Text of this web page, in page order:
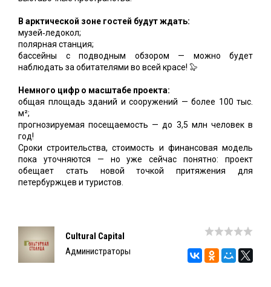
В арктической зоне гостей будут ждать:
музей‑ледокол;
полярная станция;
бассейны с подводным обзором — можно будет
наблюдать за обитателями во всей красе! 🦭
Немного цифр о масштабе проекта:
общая площадь зданий и сооружений — более 100 тыс.
м²;
прогнозируемая посещаемость — до 3,5 млн человек в
год!
Сроки строительства, стоимость и финансовая модель
пока уточняются — но уже сейчас понятно: проект
обещает стать новой точкой притяжения для
петербуржцев и туристов.
Cultural Capital
Администраторы